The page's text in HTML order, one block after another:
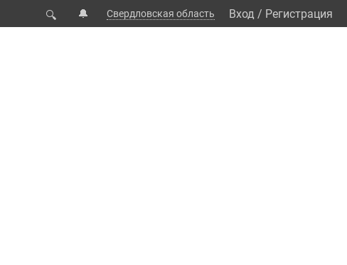
🔍 🔔 Свердловская область Вход / Регистрация